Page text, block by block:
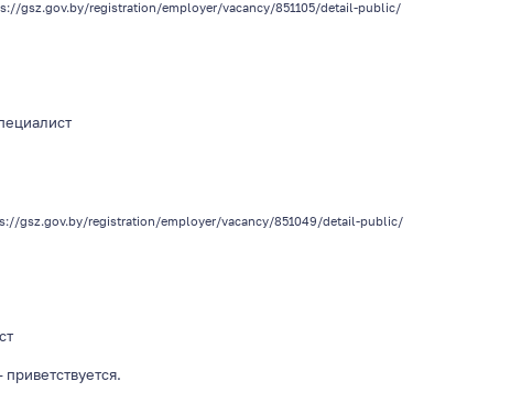
gsz.gov.by/registration/employer/vacancy/851105/detail-public/
gsz.gov.by/registration/employer/vacancy/851049/detail-public/